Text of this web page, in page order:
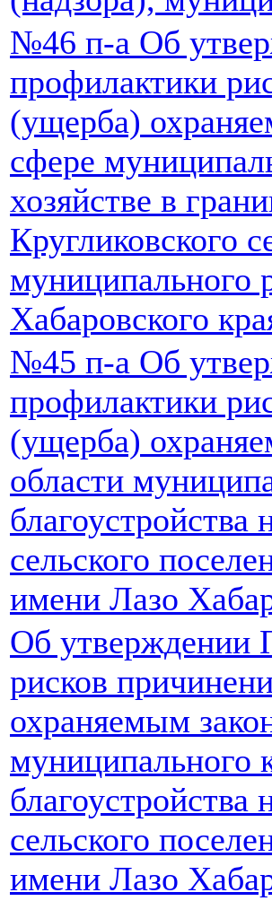
№46 п-а Об
профилактики
(ущерба)
сфере
хозяйстве в
Кругликовского
муниципального
Хабаровского
№45 п-а Об
профилактики
(ущерба)
области
благоустройства
сельского
имени Лазо
Об утверждении
рисков
охраняемым
муниципального
благоустройства
сельского
имени Лазо